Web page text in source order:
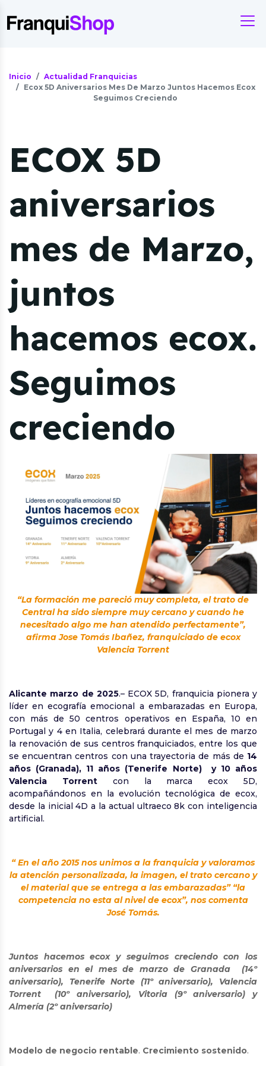
Inicio
Actualidad Franquicias
Ecox 5D Aniversarios Mes De Marzo Juntos Hacemos Ecox
Seguimos Creciendo
ECOX 5D
aniversarios
mes de Marzo,
juntos
hacemos ecox.
Seguimos
creciendo
“La formación me pareció muy completa, el trato de
Central ha sido siempre muy cercano y cuando he
necesitado algo me han atendido perfectamente”,
afirma Jose Tomás Ibañez, franquiciado de ecox
Valencia Torrent
Alicante marzo de 2025.– ECOX 5D, franquicia pionera y
líder en ecografía emocional a embarazadas en Europa,
con más de 50 centros operativos en España, 10 en
Portugal y 4 en Italia, celebrará durante el mes de marzo
la renovación de sus centros franquiciados, entre los que
se encuentran centros con una trayectoria de más de 14
años (Granada), 11 años (Tenerife Norte) y 10 años
Valencia Torrentcon la marca ecox 5D,
acompañándonos en la evolución tecnológica de ecox,
desde la inicial 4D a la actual ultraeco 8k con inteligencia
artificial.
“ En el año 2015 nos unimos a la franquicia y valoramos
la atención personalizada, la imagen, el trato cercano y
el material que se entrega a las embarazadas” “la
competencia no esta al nivel de ecox”, nos comenta
José Tomás.
Juntos hacemos ecox y seguimos creciendo con los
aniversarios en el mes de marzo de Granada (14º
aniversario), Tenerife Norte (11º aniversario), Valencia
Torrent (10º aniversario), Vitoria (9º aniversario) y
Almería (2º aniversario)
Modelo de negocio rentable. Crecimiento sostenido.